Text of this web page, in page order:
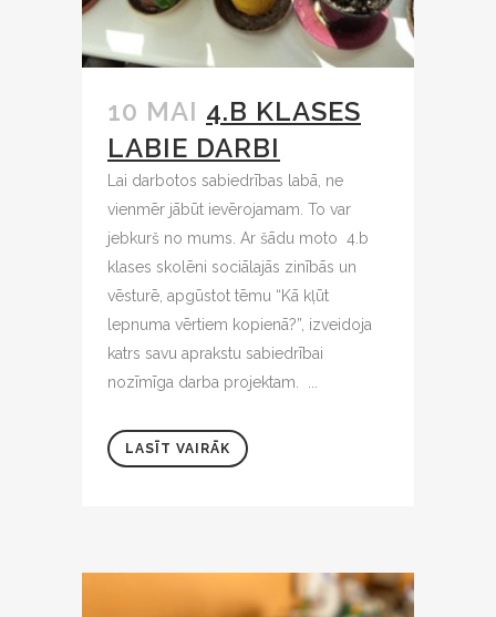
10 MAI 4.B KLASES
LABIE DARBI
Lai darbotos sabiedrības labā, ne
vienmēr jābūt ievērojamam. To var
jebkurš no mums. Ar šādu moto 4.b
klases skolēni sociālajās zinībās un
vēsturē, apgūstot tēmu “Kā kļūt
lepnuma vērtiem kopienā?”, izveidoja
katrs savu aprakstu sabiedrībai
nozīmīga darba projektam. ...
LASĪT VAIRĀK